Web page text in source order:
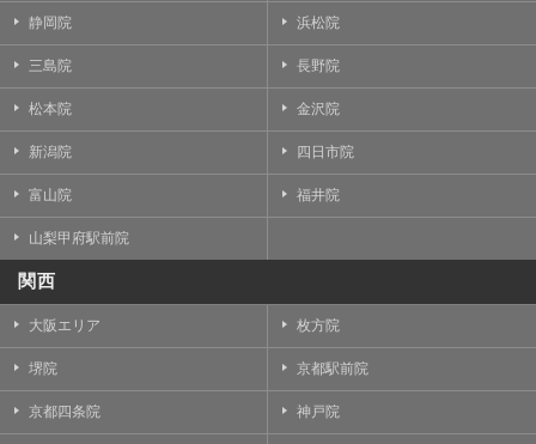
静岡院 浜松院
三島院 長野院
松本院 金沢院
新潟院 四日市院
富山院 福井院
山梨甲府駅前院
関西
大阪エリア 枚方院
堺院 京都駅前院
京都四条院 神戸院